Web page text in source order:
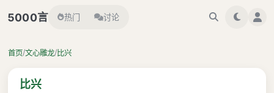
5000言 热门 讨论
首页/文心雕龙/比兴
比兴